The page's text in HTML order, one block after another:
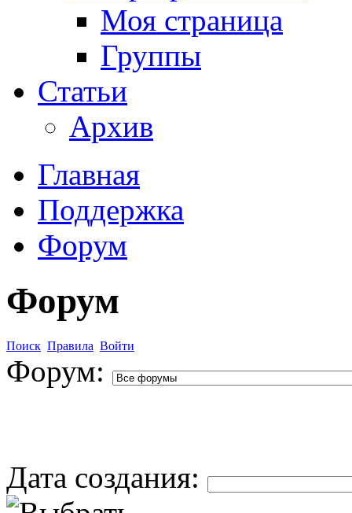
Моя страница
Группы
Статьи
Архив
Главная
Поддержка
Форум
Форум
Поиск Правила Войти
Форум:
Дата создания: